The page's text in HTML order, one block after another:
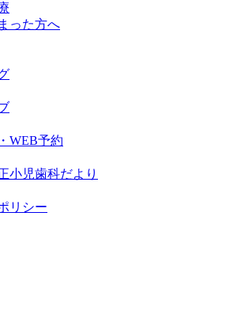
った方へ
WEB予約
小児歯科だより
リシー